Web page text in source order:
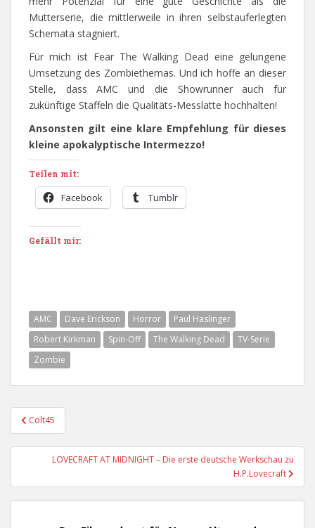
Mutterserie, die mittlerweile in ihren selbstauferlegten
Schemata stagniert.
Für mich ist Fear The Walking Dead eine gelungene
Umsetzung des Zombiethemas. Und ich hoffe an dieser
Stelle, dass AMC und die Showrunner auch für
zukünftige Staffeln die Qualitäts-Messlatte hochhalten!
Ansonsten gilt eine klare Empfehlung für dieses
kleine apokalyptische Intermezzo!
Teilen mit:
Facebook Tumblr
Gefällt mir:
AMC Dave Erickson Horror
Paul Haslinger
Robert Kirkman
Spin-Off The Walking Dead
TV-Serie
Zombie
Beitragsnavigation
Colt45
LOVECRAFT AT MIDNIGHT – Die erste deutsche Werkschau zu
H.P.Lovecraft